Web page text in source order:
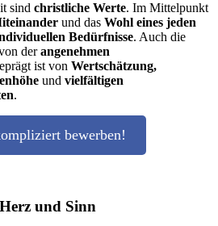
sind christliche Werte. Im Mittelpunkt
und das Wohl eines jeden
Bedürfnisse. Auch die
derangenehmen
ist von Wertschätzung,
und vielfältigen
.
bewerben!
und Sinn